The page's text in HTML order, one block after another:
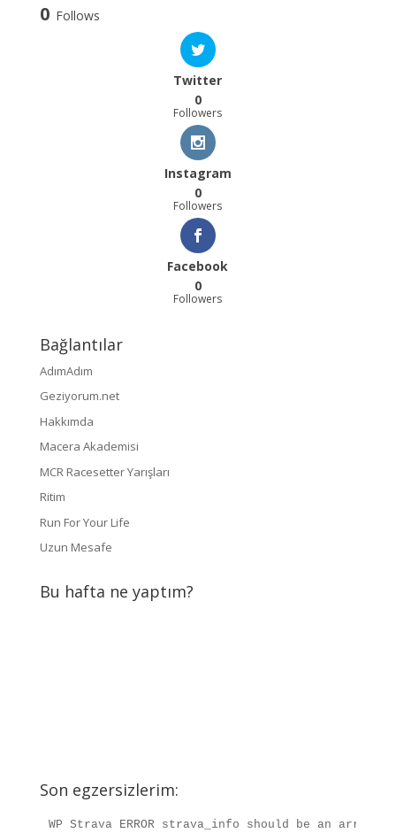
0 Follows
Twitter
0
Followers
Instagram
0
Followers
Facebook
0
Followers
Bağlantılar
AdımAdım
Geziyorum.net
Hakkımda
Macera Akademisi
MCR Racesetter Yarışları
Ritim
Run For Your Life
Uzun Mesafe
Bu hafta ne yaptım?
Son egzersizlerim:
WP Strava ERROR strava_info should be an